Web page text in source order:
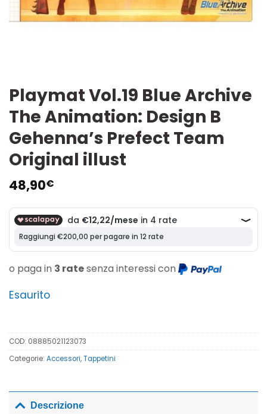
Playmat Vol.19 Blue Archive
The Animation: Design B
Gehenna’s Prefect Team
Original illust
48,90€
o paga in 3 ratesenza interessi con
Esaurito
COD: 08885021123073
Categorie: Accessori,Tappetini
Descrizione